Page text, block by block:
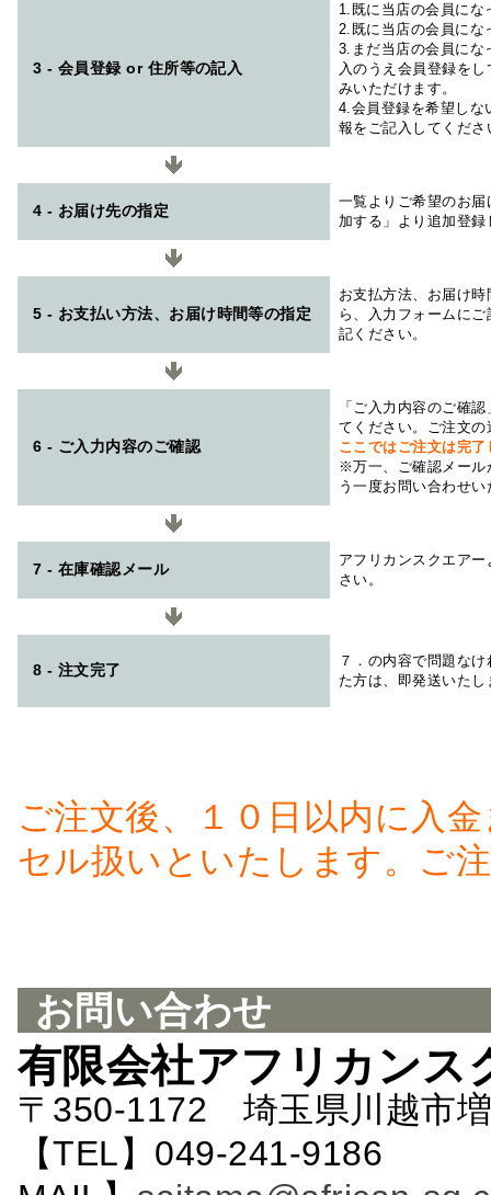
3 - 会員登録 or 住所等の記入
1.既に当店の会員にな
2.既に当店の会員にな
3.まだ当店の会員にな
入のうえ会員登録を
みいただけます。
4.会員登録を希望しな
報をご記入してくださ
4 - お届け先の指定
一覧よりご希望のお
加する」より追加登
5 - お支払い方法、お届け時間等の指定
お支払方法、お届け
ら、入力フォームに
記ください。
6 - ご入力内容のご確認
「ご入力内容のご確
てください。ご注文
ここではご注文は完
※万一、ご確認メール
う一度お問い合わせ
7 - 在庫確認メール
アフリカンスクエアー
さい。
8 - 注文完了
７．の内容で問題な
た方は、即発送いたし
ご注文後、１０日以内に入
セル扱いといたします。ご
お問い合わせ
有限会社アフリカンス
〒350-1172 埼玉県川越市
【TEL】049-241-